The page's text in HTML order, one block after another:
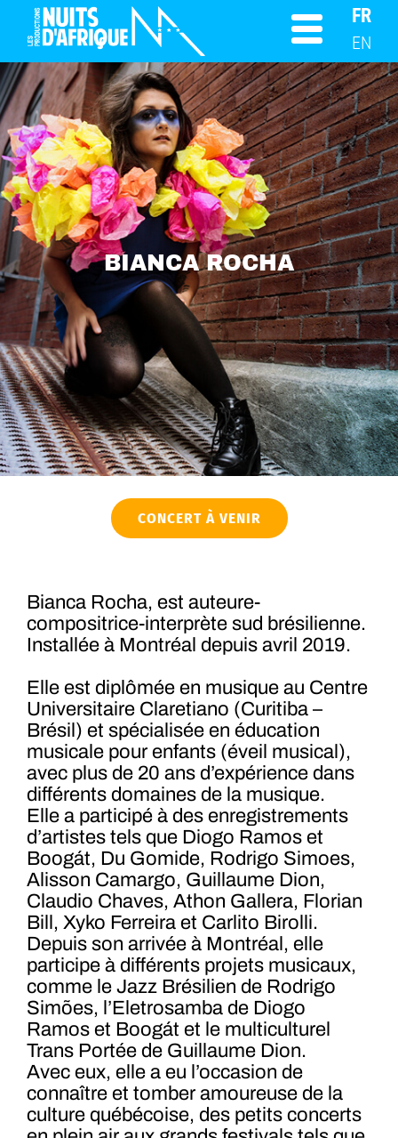
FR
EN
BIANCA ROCHA
CONCERT À VENIR
Bianca Rocha, est auteure-
compositrice-interprète sud brésilienne.
Installée à Montréal depuis avril 2019.
Elle est diplômée en musique au Centre
Universitaire Claretiano (Curitiba –
Brésil) et spécialisée en éducation
musicale pour enfants (éveil musical),
avec plus de 20 ans d’expérience dans
différents domaines de la musique.
Elle a participé à des enregistrements
d’artistes tels que Diogo Ramos et
Boogát, Du Gomide, Rodrigo Simoes,
Alisson Camargo, Guillaume Dion,
Claudio Chaves, Athon Gallera, Florian
Bill, Xyko Ferreira et Carlito Birolli.
Depuis son arrivée à Montréal, elle
participe à différents projets musicaux,
comme le Jazz Brésilien de Rodrigo
Simões, l’Eletrosamba de Diogo
Ramos et Boogát et le multiculturel
Trans Portée de Guillaume Dion.
Avec eux, elle a eu l’occasion de
connaître et tomber amoureuse de la
culture québécoise, des petits concerts